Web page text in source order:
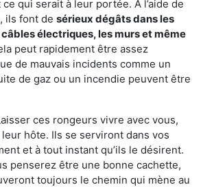
qui serait à leur portée. À l’aide de
ils font de sérieux dégâts dans les
câbles électriques, les murs et même
peut rapidement être assez
de mauvais incidents comme un
de gaz ou un incendie peuvent être
ces rongeurs vivre avec vous,
leur hôte. Ils se serviront dans vos
et à tout instant qu’ils le désirent.
penserez être une bonne cachette,
toujours le chemin qui mène au